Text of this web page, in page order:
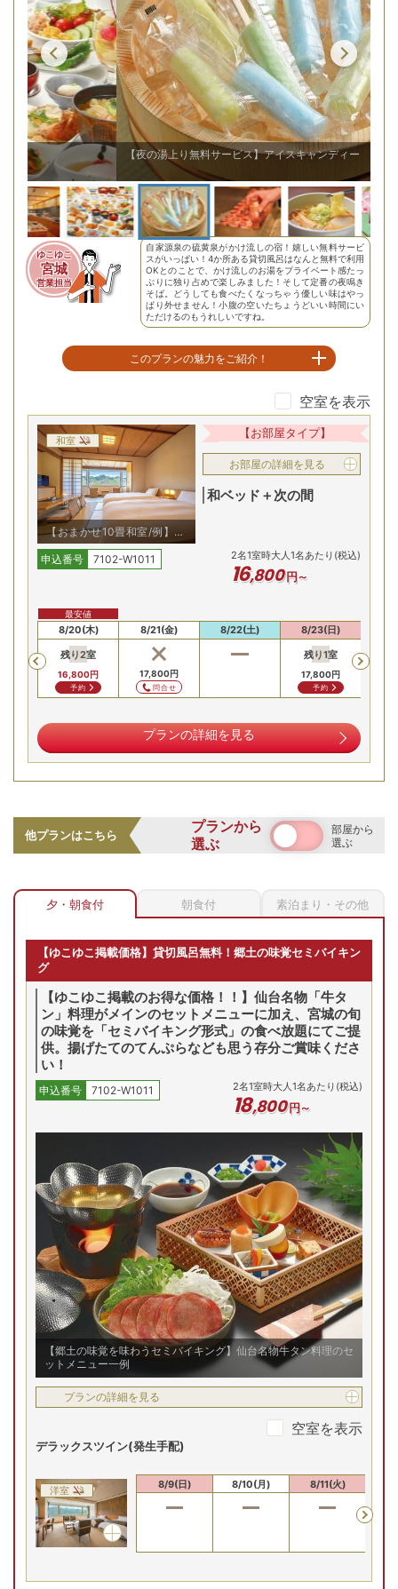
【夜の湯上り無料サービス】アイスキャンディー
ゆこゆこ
宮城
営業担当
自家源泉の硫黄泉がかけ流しの宿！嬉しい無料サービ
スがいっぱい！4か所ある貸切風呂はなんと無料で利用
OKとのことで、かけ流しのお湯をプライベート感たっ
ぷりに独り占めで楽しみました！そして定番の夜鳴き
そば。どうしても食べたくなっちゃう優しい味はやっ
ぱり外せません！小腹の空いたちょうどいい時間にい
ただけるのもうれしいですね。
このプランの魅力をご紹介！
源泉かけ流し！４つの無料貸切風呂も
湯量豊富な自家源泉の硫黄泉は、大浴場・露天風呂に至るま
ですべて贅沢にかけ流しで堪能できます。鳴子温泉では珍し
く、趣の異なる４つの貸切風呂が全て無料で利用できます。
客室口コミ評価も常に高い、自慢のお部屋へご案内。全室禁
室で、季節ごとに表情を変える景色を眺めながら、静かで贅
沢なひとときをお過ごしいただけます。
セットメニュー＋食べ放題バイキング！
夕食は、仙台名物牛タンなどのセットメニューの他、郷土の
味覚を味わえるセミバイキング形式でご提供します。地元で
とれた素材もふんだんに使用。お食事処で宮城・鳴子の山と
海の恵みをご堪能ください。
空室を表示
和室
【おまかせ10畳和室/例】10
畳+ベッドの和室
【お部屋タイプ】
お部屋の詳細を見る
和ベッド＋次の間
申込番号 7102-W1011 2名1室時大人1名あたり(税込)
16,800円～
Previous
8/20(木)
残り2室
16,800円
予約
最安値
8/21(金)
17,800円
問合せ
8/22(土)
8/23(日)
残り1室
17,800円
予約
プランの詳細を見る
他プランはこちら
プランから
選ぶ
部屋から
選ぶ
夕・朝食付 朝食付 素泊まり・その他
【ゆこゆこ掲載価格】貸切風呂無料！郷土の味覚セミバイキン
グ
【ゆこゆこ掲載のお得な価格！！】仙台名物「牛タ
ン」料理がメインのセットメニューに加え、宮城の旬
の味覚を「セミバイキング形式」の食べ放題にてご提
供。揚げたてのてんぷらなども思う存分ご賞味くださ
い！
申込番号 7102-W1011 2名1室時大人1名あたり(税込)
18,800円～
【郷土の味覚を味わうセミバイキング】仙台名物牛タン料理のセ
ットメニュー一例
プランの詳細を見る
空室を表示
デラックスツイン(発生手配)
洋室
8/9(日) 8/10(月) 8/11(火)